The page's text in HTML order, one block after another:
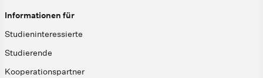
Informationen für
Studieninteressierte
Studierende
Kooperationspartner